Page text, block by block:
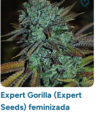
Expert Gorilla (Expert
Seeds) feminizada